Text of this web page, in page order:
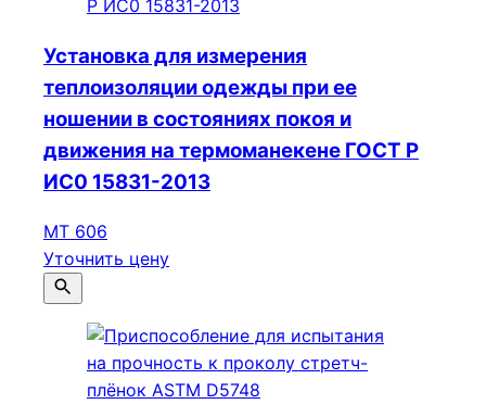
Установка для измерения
теплоизоляции одежды при ее
ношении в состояниях покоя и
движения на термоманекене ГОСТ Р
ИС0 15831-2013
МТ 606
Уточнить цену